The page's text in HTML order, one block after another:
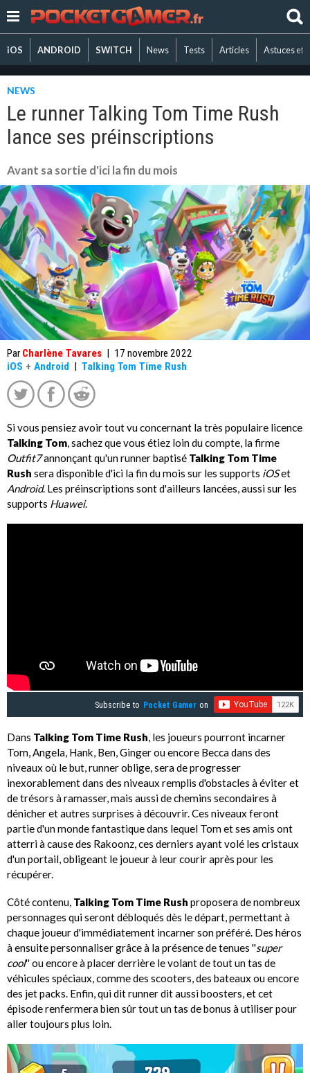
iOS ANDROID SWITCH News Tests Articles Astuces et
NEWS
Le runner Talking Tom Time Rush
lance ses préinscriptions
Avant sa sortie d'ici la fin du mois
Par Charlène Tavares | 17 novembre 2022
iOS + Android | Talking Tom Time Rush
Si vous pensiez avoir tout vu concernant la très populaire licence
Talking Tom, sachez que vous étiez loin du compte, la firme
Outfit7annonçant qu'un runner baptisé Talking Tom Time
Rush sera disponible d'ici la fin du mois sur les supports iOSet
Android. Les préinscriptions sont d'ailleurs lancées, aussi sur les
supports Huawei.
Subscribe to Pocket Gamer on
Dans Talking Tom Time Rush, les joueurs pourront incarner
Tom, Angela, Hank, Ben, Ginger ou encore Becca dans des
niveaux où le but, runner oblige, sera de progresser
inexorablement dans des niveaux remplis d'obstacles à éviter et
de trésors à ramasser, mais aussi de chemins secondaires à
dénicher et autres surprises à découvrir. Ces niveaux feront
partie d'un monde fantastique dans lequel Tom et ses amis ont
atterri à cause des Rakoonz, ces derniers ayant volé les cristaux
d'un portail, obligeant le joueur à leur courir après pour les
récupérer.
Côté contenu, Talking Tom Time Rush proposera de nombreux
personnages qui seront débloqués dès le départ, permettant à
chaque joueur d'immédiatement incarner son préféré. Des héros
à ensuite personnaliser grâce à la présence de tenues ''super
cool'' ou encore à placer derrière le volant de tout un tas de
véhicules spéciaux, comme des scooters, des bateaux ou encore
des jet packs. Enfin, qui dit runner dit aussi boosters, et cet
épisode renfermera bien sûr tout un tas de bonus à utiliser pour
aller toujours plus loin.